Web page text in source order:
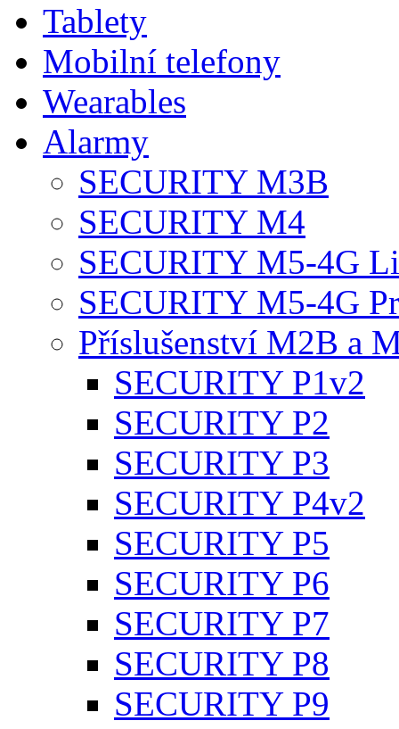
Tablety
Mobilní telefony
Wearables
Alarmy
SECURITY M3B
SECURITY M4
SECURITY M5-4G
SECURITY M5-4G
Příslušenství M2B a
SECURITY P1v2
SECURITY P2
SECURITY P3
SECURITY P4v2
SECURITY P5
SECURITY P6
SECURITY P7
SECURITY P8
SECURITY P9